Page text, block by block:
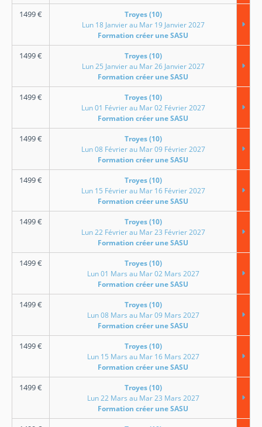
1499€
Troyes (10)
Lun 18 Janvier au Mar 19 Janvier 2027
Formation créer une SASU
1499€
Troyes (10)
Lun 25 Janvier au Mar 26 Janvier 2027
Formation créer une SASU
1499€
Troyes (10)
Lun 01 Février au Mar 02 Février 2027
Formation créer une SASU
1499€
Troyes (10)
Lun 08 Février au Mar 09 Février 2027
Formation créer une SASU
1499€
Troyes (10)
Lun 15 Février au Mar 16 Février 2027
Formation créer une SASU
1499€
Troyes (10)
Lun 22 Février au Mar 23 Février 2027
Formation créer une SASU
1499€
Troyes (10)
Lun 01 Mars au Mar 02 Mars 2027
Formation créer une SASU
1499€
Troyes (10)
Lun 08 Mars au Mar 09 Mars 2027
Formation créer une SASU
1499€
Troyes (10)
Lun 15 Mars au Mar 16 Mars 2027
Formation créer une SASU
1499€
Troyes (10)
Lun 22 Mars au Mar 23 Mars 2027
Formation créer une SASU